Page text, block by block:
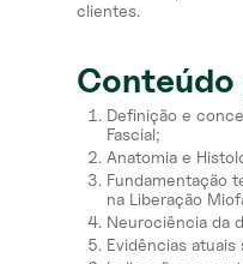
clientes.
Definição e
Fascial;
Anatomia e
Fundamentação
na Liberação
Neurociência da
Evidências